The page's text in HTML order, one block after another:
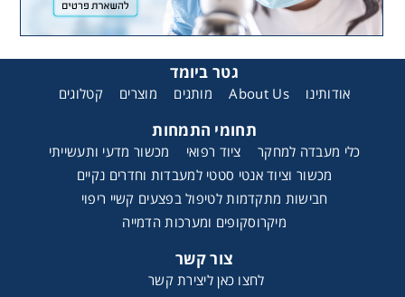
גטר ביומד
אודותינו About Us מותגים מוצרים קטלוגים
תחומי התמחות
כלי מעבדה למחקר ציוד רפואי
מכשור מדעי ותעשייתי
מכשור וציוד אנטי סטטי למעבדות וחדרים נקיים
חבישות מתקדמות לטיפול בפצעים קשיי ריפוי
מיקרוסקופים ומערכות הדמייה
צור קשר
לחצו כאן ליצירת קשר